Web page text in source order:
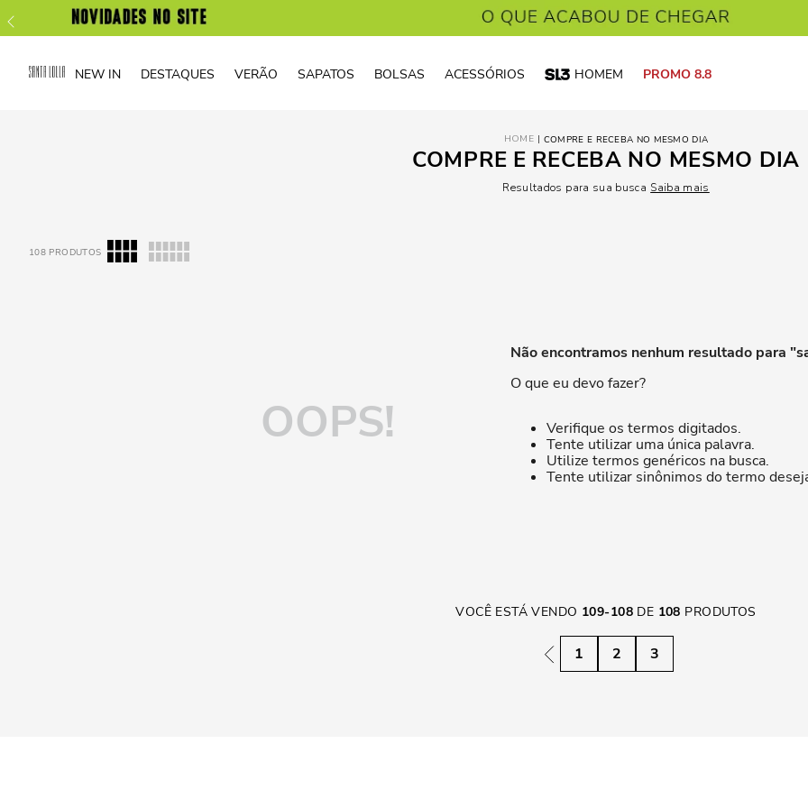
NEW IN DESTAQUES VERÃO SAPATOS BOLSAS ACESSÓRIOS HOMEM PROMO 8.8
COMPRE E RECEBA NO MESMO DIA
COMPRE E RECEBA NO MESMO DIA
Resultados para sua busca Saiba mais
108 PRODUTOS
OOPS!
Não encontramos nenhum resultado para "
O que eu devo fazer?
Verifique os termos digitados.
Tente utilizar uma única palavra.
Utilize termos genéricos na busca.
Tente utilizar sinônimos do termo
VOCÊ ESTÁ VENDO 109-108 DE 108 PRODUTOS
1 2 3